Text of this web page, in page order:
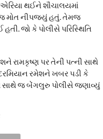
થઈને શૌચાલયમાં
જ મોત નીપજ્યું હતું. તેમજ
જો કે પોલીસે પરિસ્થિતિ
રામકૃષ્ણ પર તેની પત્ની સાથે
રમેશને ખબર પડી કે
આ સાથે જ બેંગલુરુ પોલીસે જણાવ્યું